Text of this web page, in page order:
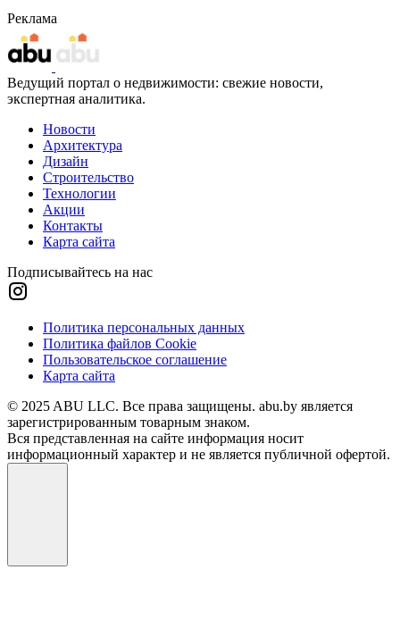
Реклама
Ведущий портал о недвижимости: свежие новости,
экспертная аналитика.
Новости
Архитектура
Дизайн
Строительство
Технологии
Акции
Контакты
Карта сайта
Подписывайтесь на нас
Политика персональных данных
Политика файлов Cookie
Пользовательское соглашение
Карта сайта
© 2025 ABU LLC. Все права защищены. abu.by является
зарегистрированным товарным знаком.
Вся представленная на сайте информация носит
информационный характер и не является публичной офертой.